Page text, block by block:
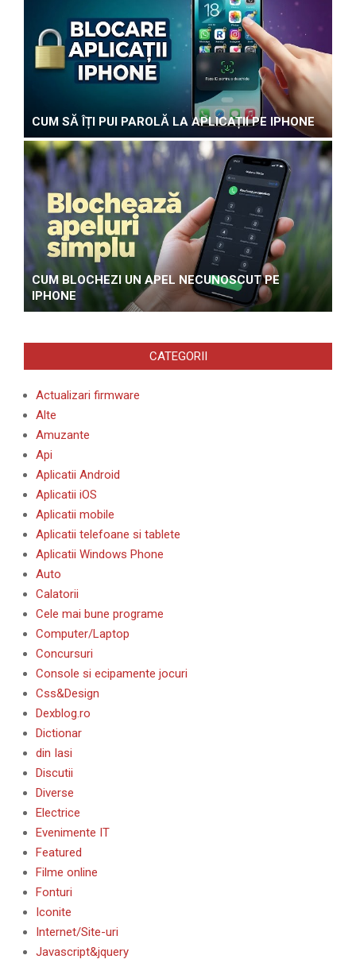
CUM SĂ ÎȚI PUI PAROLĂ LA APLICAȚII PE IPHONE
CUM BLOCHEZI UN APEL NECUNOSCUT PE
IPHONE
CATEGORII
Actualizari firmware
Alte
Amuzante
Api
Aplicatii Android
Aplicatii iOS
Aplicatii mobile
Aplicatii telefoane si tablete
Aplicatii Windows Phone
Auto
Calatorii
Cele mai bune programe
Computer/Laptop
Concursuri
Console si ecipamente jocuri
Css&Design
Dexblog.ro
Dictionar
din Iasi
Discutii
Diverse
Electrice
Evenimente IT
Featured
Filme online
Fonturi
Iconite
Internet/Site-uri
Javascript&jquery